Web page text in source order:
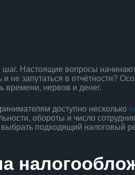
Настоящие вопросы
не запутаться в отчётности?
времени, нервов и денег.
доступно несколько
обороты и число
выбрать подходящий налоговый